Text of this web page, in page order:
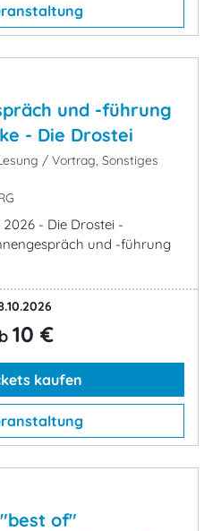
und -führung
- Die Drostei
/ Vortrag, Sonstiges
- Die Drostei -
und -führung
10 €
kaufen
of"